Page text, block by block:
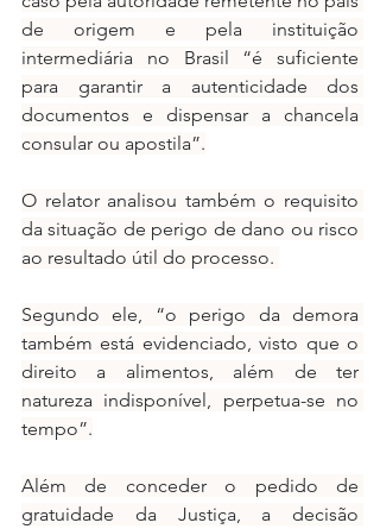
de origem e pela instituição
intermediária no Brasil “é suficiente
para garantir a autenticidade dos
documentos e dispensar a chancela
consular ou apostila”.
O relator analisou também o requisito
da situação de perigo de dano ou risco
ao resultado útil do processo.
Segundo ele, “o perigo da demora
também está evidenciado, visto que o
direito a alimentos, além de ter
natureza indisponível, perpetua-se no
tempo”.
Além de conceder o pedido de
gratuidade da Justiça, a decisão